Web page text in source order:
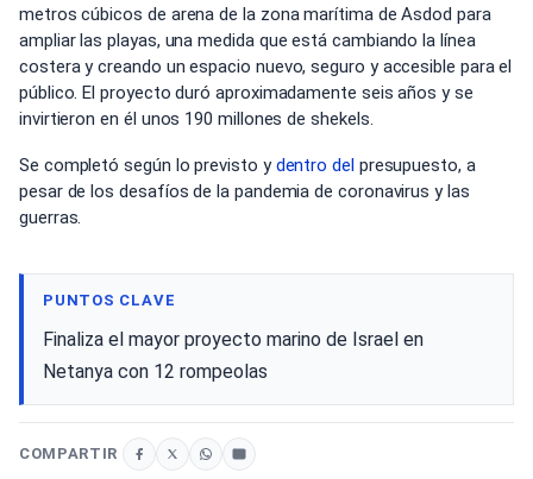
metros cúbicos de arena de la zona marítima de Asdod para
ampliar las playas, una medida que está cambiando la línea
costera y creando un espacio nuevo, seguro y accesible para el
público. El proyecto duró aproximadamente seis años y se
invirtieron en él unos 190 millones de shekels.
Se completó según lo previsto ydentro delpresupuesto, a
pesar de los desafíos de la pandemia de coronavirus y las
guerras.
PUNTOS CLAVE
Finaliza el mayor proyecto marino de Israel en
Netanya con 12 rompeolas
COMPARTIR